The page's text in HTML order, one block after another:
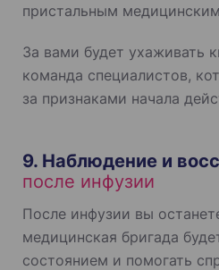
пристальным
За вами будет ухаживать
команда специалистов,
за признаками начала
9. Наблюдение и
после инфузии
После инфузии вы
медицинская бригада
состоянием и помогать